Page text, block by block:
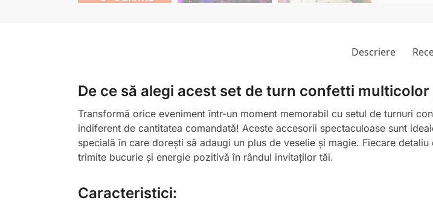
Descriere
De ce să alegi acest set de turn confetti
Transformă orice eveniment într-un moment memorabil cu setul de turnuri
indiferent de cantitatea comandată! Aceste accesorii spectaculoase sunt
specială în care dorești să adaugi un plus de veselie și magie. Fiecare
trimite bucurie și energie pozitivă în rândul invitaților tăi.
Caracteristici: